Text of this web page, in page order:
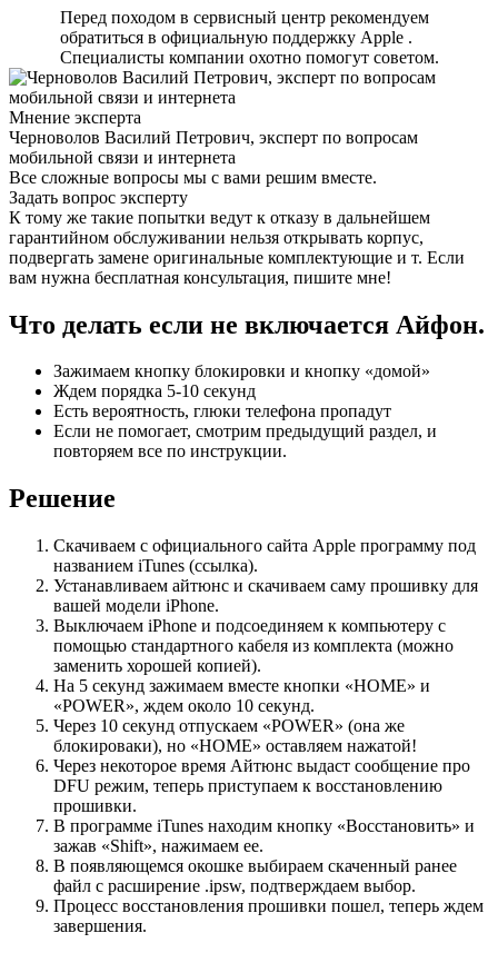
Перед походом в сервисный центр рекомендуем
обратиться в официальную поддержку Apple .
Специалисты компании охотно помогут советом.
Мнение эксперта
Черноволов Василий Петрович, эксперт по вопросам
мобильной связи и интернета
Все сложные вопросы мы с вами решим вместе.
Задать вопрос эксперту
К тому же такие попытки ведут к отказу в дальнейшем
гарантийном обслуживании нельзя открывать корпус,
подвергать замене оригинальные комплектующие и т. Если
вам нужна бесплатная консультация, пишите мне!
Что делать если не включается Айфон.
Зажимаем кнопку блокировки и кнопку «домой»
Ждем порядка 5-10 секунд
Есть вероятность, глюки телефона пропадут
Если не помогает, смотрим предыдущий раздел, и
повторяем все по инструкции.
Решение
Скачиваем с официального сайта Apple программу под
названием iTunes (ссылка).
Устанавливаем айтюнс и скачиваем саму прошивку для
вашей модели iPhone.
Выключаем iPhone и подсоединяем к компьютеру с
помощью стандартного кабеля из комплекта (можно
заменить хорошей копией).
На 5 секунд зажимаем вместе кнопки «HOME» и
«POWER», ждем около 10 секунд.
Через 10 секунд отпускаем «POWER» (она же
блокироваки), но «HOME» оставляем нажатой!
Через некоторое время Айтюнс выдаст сообщение про
DFU режим, теперь приступаем к восстановлению
прошивки.
В программе iTunes находим кнопку «Восстановить» и
зажав «Shift», нажимаем ее.
В появляющемся окошке выбираем скаченный ранее
файл с расширение .ipsw, подтверждаем выбор.
Процесс восстановления прошивки пошел, теперь ждем
завершения.